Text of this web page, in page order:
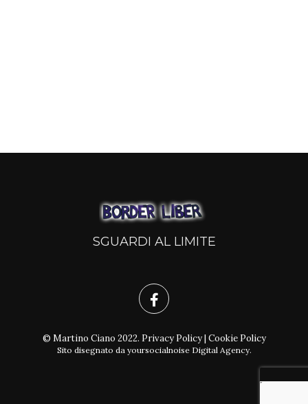
SGUARDI AL LIMITE
© Martino Ciano 2022. Privacy Policy| Cookie Policy
Sito disegnato da yoursocialnoise Digital Agency.